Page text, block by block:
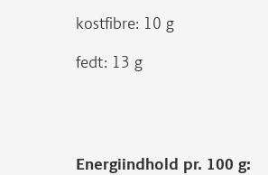
kostfibre: 10 g
fedt: 13 g
Energiindhold pr. 100 g: